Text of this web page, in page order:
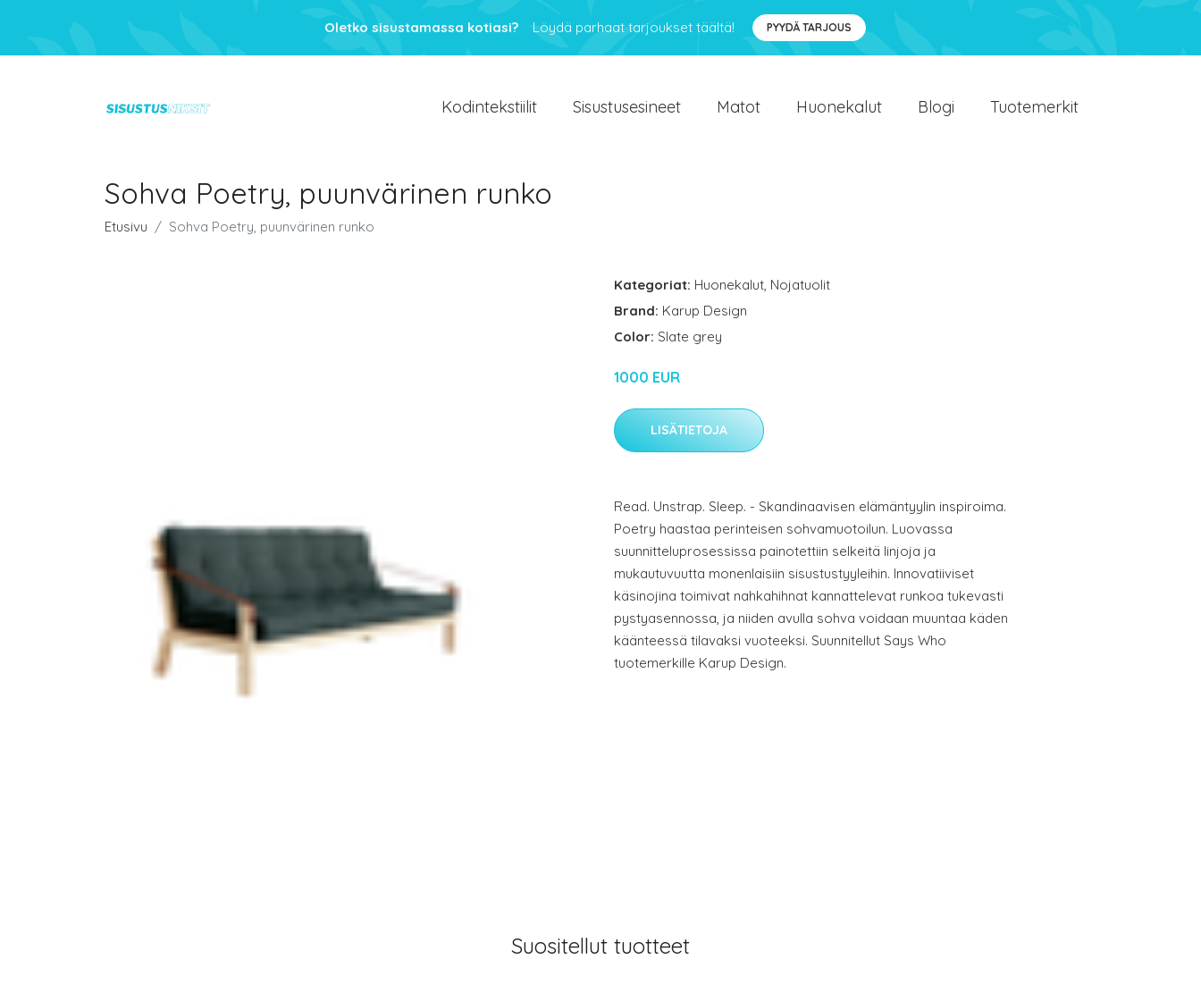
Oletko sisustamassa kotiasi? Löydä parhaat tarjoukset täältä! PYYDÄ TARJOUS
Kodintekstiilit Sisustusesineet Matot Huonekalut Blogi Tuotemerkit
Sohva Poetry, puunvärinen runko
Etusivu Sohva Poetry, puunvärinen runko
Kategoriat: Huonekalut, Nojatuolit
Brand: Karup Design
Color: Slate grey
1000 EUR
LISÄTIETOJA
Read. Unstrap. Sleep. - Skandinaavisen elämäntyylin inspiroima.
Poetry haastaa perinteisen sohvamuotoilun. Luovassa
suunnitteluprosessissa painotettiin selkeitä linjoja ja
mukautuvuutta monenlaisiin sisustustyyleihin. Innovatiiviset
käsinojina toimivat nahkahihnat kannattelevat runkoa tukevasti
pystyasennossa, ja niiden avulla sohva voidaan muuntaa käden
käänteessä tilavaksi vuoteeksi. Suunnitellut Says Who
tuotemerkille Karup Design.
Suositellut tuotteet